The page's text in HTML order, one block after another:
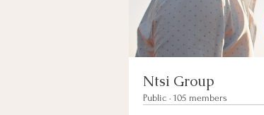
Ntsi Group
Public · 105 members